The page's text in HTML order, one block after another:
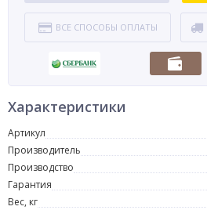
ВСЕ СПОСОБЫ ОПЛАТЫ
Характеристики
Артикул
Производитель
Производство
Гарантия
Вес, кг